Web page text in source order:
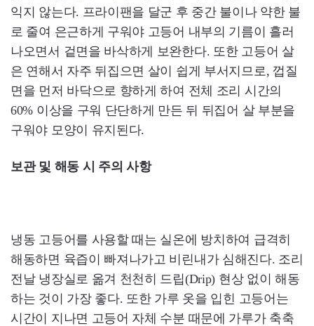
익지 않는다. 프라이팬을 달군 후 중간 불이나 약한 불
로 줄여 은근하게 구워야 고등어 내부의 기름이 흘러
나오면서 겉면을 바삭하게 보완한다. 또한 고등어 살
은 연해서 자주 뒤집으면 살이 쉽게 부서지므로, 껍질
면을 먼저 바닥으로 향하게 하여 전체 조리 시간의
60% 이상을 구워 단단하게 만든 뒤 뒤집어 살 부분을
구워야 모양이 유지된다.
보관 및 해동 시 주의 사항
냉동 고등어를 사용할 때는 실온에 방치하여 급격히
해동하면 육즙이 빠져나가고 비린내가 심해진다. 조리
전날 냉장실로 옮겨 천천히 드립(Drip) 현상 없이 해동
하는 것이 가장 좋다. 또한 가루 옷을 입힌 고등어는
시간이 지나면 고등어 자체 수분 때문에 가루가 축축